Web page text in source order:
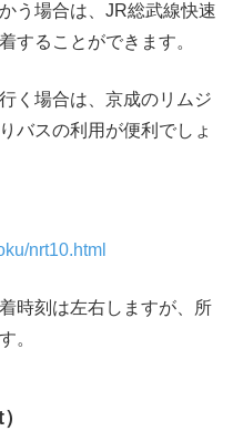
う場合は、JR総武線快速
することができます。
く場合は、京成のリムジ
バスの利用が便利でしょ
nrt10.html
時刻は左右しますが、所
。